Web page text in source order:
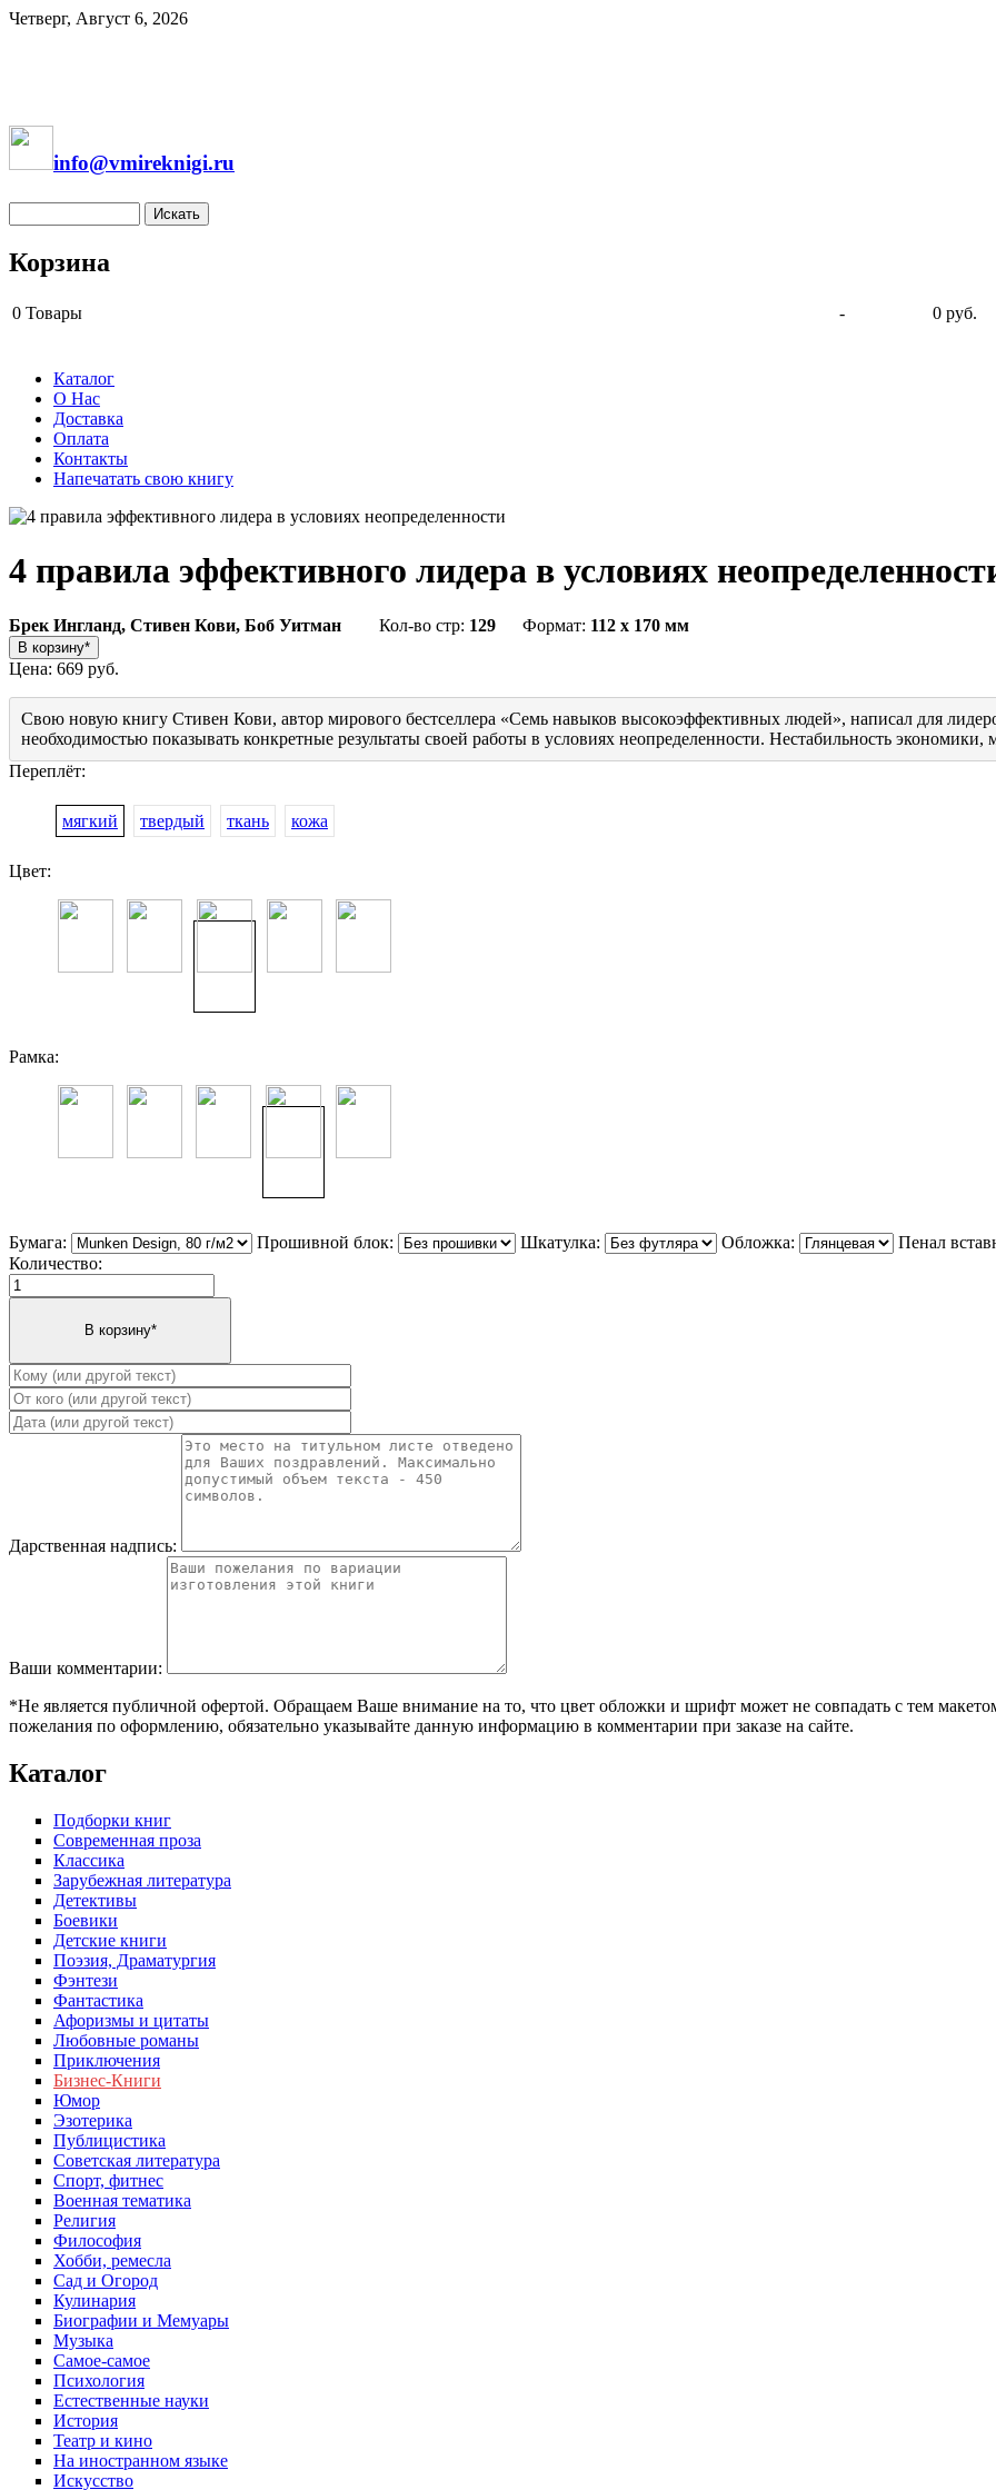
Четверг, Август 6, 2026
info@vmireknigi.ru
Корзина
0 Товары - 0 руб.
Каталог
О Нас
Доставка
Оплата
Контакты
Напечатать свою книгу
4 правила эффективного лидера в условиях
Брек Ингланд, Стивен Кови, Боб Уитман Кол-во стр: 129 Формат: 112 x 170 мм
Цена: 669 руб.
Свою новую книгу Стивен Кови, автор мирового бестселлера «Семь навыков высокоэффективных людей», написал для
необходимостью показывать конкретные результаты своей работы в условиях неопределенности. Нестабильность
Переплёт:
мягкий твердый ткань кожа
Цвет:
Рамка:
Бумага: Прошивной блок: Шкатулка: Обложка:
Пенал
Количество:
Дарственная надпись:
Ваши комментарии:
*Не является публичной офертой. Обращаем Ваше внимание на то, что цвет обложки и шрифт может не совпадать с тем
пожелания по оформлению, обязательно указывайте данную информацию в комментарии при заказе на сайте.
Каталог
Подборки книг
Современная проза
Классика
Зарубежная литература
Детективы
Боевики
Детские книги
Поэзия, Драматургия
Фэнтези
Фантастика
Афоризмы и цитаты
Любовные романы
Приключения
Бизнес-Книги
Юмор
Эзотерика
Публицистика
Советская литература
Спорт, фитнес
Военная тематика
Религия
Философия
Хобби, ремесла
Сад и Огород
Кулинария
Биографии и Мемуары
Музыка
Самое-самое
Психология
Естественные науки
История
Театр и кино
На иностранном языке
Искусство